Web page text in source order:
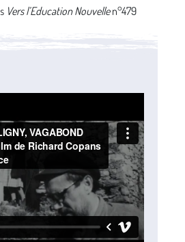
Vers l’Education Nouvellen°479